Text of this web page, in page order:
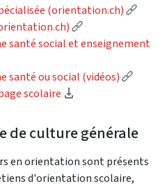
(orientation.ch)
(External link)
santé social et enseignement
santé ou social (vidéos)
scolaire
de culture générale
en orientation sont présents
d'orientation scolaire,